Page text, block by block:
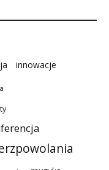
innowacje